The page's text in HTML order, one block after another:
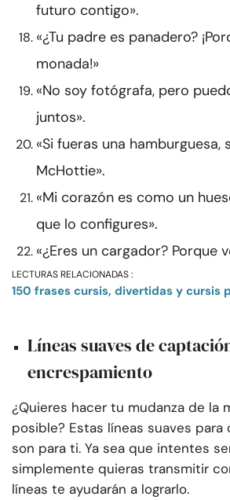
futuro contigo».
«¿Tu padre es panadero?
monada!»
«No soy fotógrafa, pero
juntos».
«Si fueras una hamburguesa,
McHottie».
«Mi corazón es como un
que lo configures».
«¿Eres un cargador? Porque
LECTURAS RELACIONADAS :
150 frases cursis, divertidas y cursis
Líneas suaves de
encrespamiento
¿Quieres hacer tu mudanza de la
posible? Estas líneas suaves para
son para ti. Ya sea que intentes
simplemente quieras transmitir
líneas te ayudarán a lograrlo.